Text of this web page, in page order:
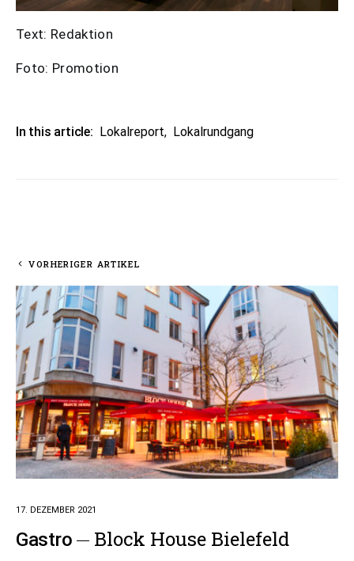
Text: Redaktion
Foto: Promotion
In this article: Lokalreport, Lokalrundgang
VORHERIGER ARTIKEL
17. DEZEMBER 2021
Gastro Block House Bielefeld